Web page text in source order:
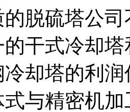
脱硫塔公
干式冷却
却塔的利
与精密机